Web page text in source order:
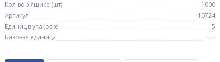
Кол-во в ящике (шт)
1000
Артикул
10724
Единиц в упаковке
5
Базовая единица
шт